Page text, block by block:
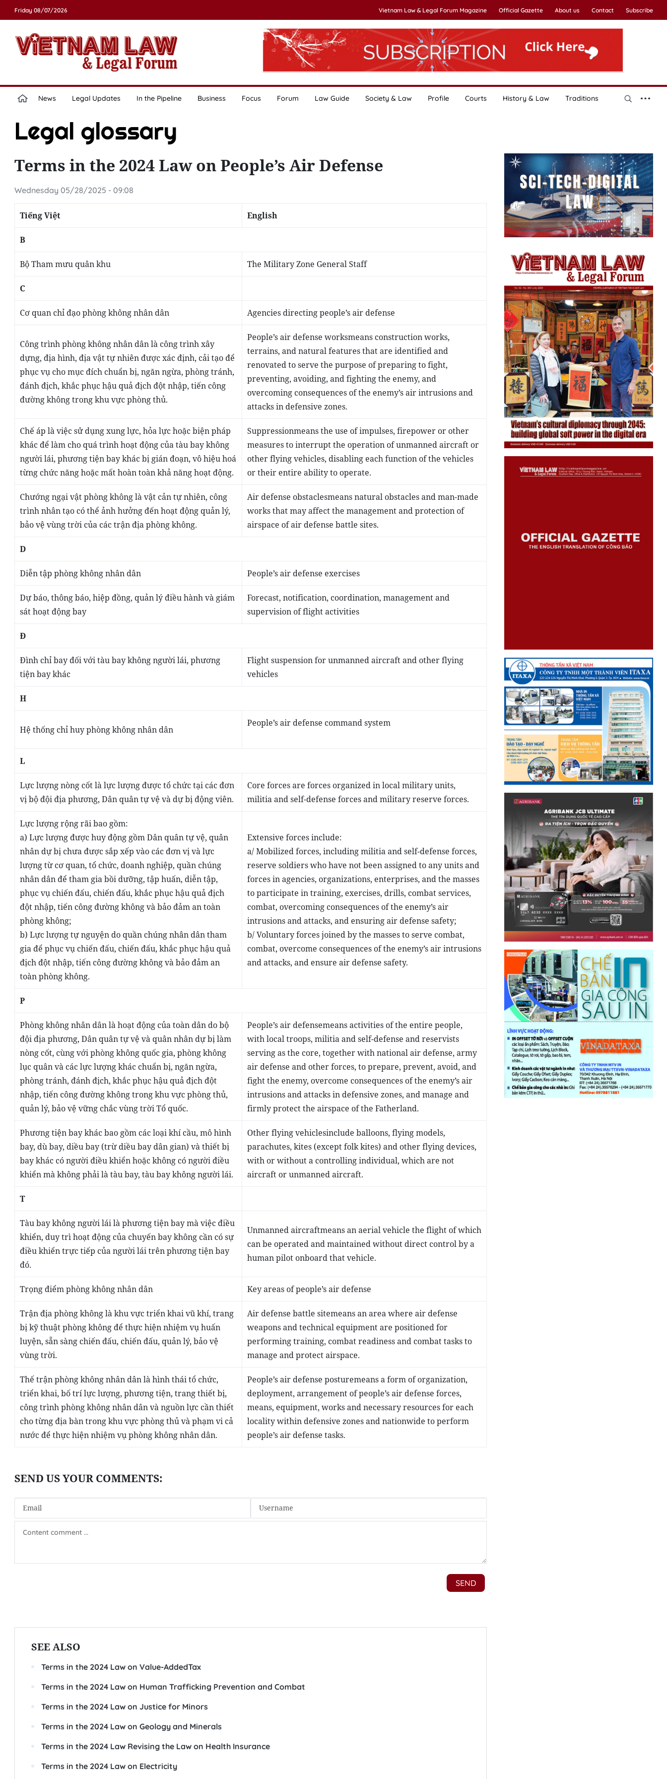
Friday 08/07/2026 Vietnam Law & Legal Forum Magazine Official Gazette About us Contact Subscribe
News Legal Updates In the Pipeline Business Focus Forum Law Guide Society & Law Profile Courts History & Law Traditions
Legal glossary
Terms in the 2024 Law on People’s Air Defense
Wednesday 05/28/2025 - 09:08
Tiếng Việt English
B
Bộ Tham mưu quân khu The Military Zone General Staff
C
Cơ quan chỉ đạo phòng không nhân dân Agencies directing people’s air defense
Công trình phòng không nhân dânlà công trình xây
dựng, địa hình, địa vật tự nhiên được xác định, cải tạo để
phục vụ cho mục đích chuẩn bị, ngăn ngừa, phòng tránh,
đánh địch, khắc phục hậu quả địch đột nhập, tiến công
đường không trong khu vực phòng thủ.
People’s air defense worksmeans construction works,
terrains, and natural features that are identified and
renovated to serve the purpose of preparing to fight,
preventing, avoiding, and fighting the enemy, and
overcoming consequences of the enemy’s air intrusions and
attacks in defensive zones.
Chế áp là việc sử dụng xung lực, hỏa lực hoặc biện pháp
khác để làm cho quá trình hoạt động của tàu bay không
người lái, phương tiện bay khác bị gián đoạn, vô hiệu hoá
từng chức năng hoặc mất hoàn toàn khả năng hoạt động.
Suppressionmeans the use of impulses, firepower or other
measures to interrupt the operation of unmanned aircraft or
other flying vehicles, disabling each function of the vehicles
or their entire ability to operate.
Chướng ngại vật phòng khônglà vật cản tự nhiên, công
trình nhân tạo có thể ảnh hưởng đến hoạt động quản lý,
bảo vệ vùng trời của các trận địa phòng không.
Air defense obstaclesmeans natural obstacles and man-made
works that may affect the management and protection of
airspace of air defense battle sites.
D
Diễn tập phòng không nhân dân People’s air defense exercises
Dự báo, thông báo, hiệp đồng, quản lý điều hành và giám
sát hoạt động bay
Forecast, notification, coordination, management and
supervision of flight activities
Đ
Đình chỉ bay đối với tàu bay không người lái, phương
tiện bay khác
Flight suspension for unmanned aircraft and other flying
vehicles
H
Hệ thống chỉ huy phòng không nhân dân
People’s air defense command system
L
Lực lượng nòng cốt là lực lượng được tổ chức tại các đơn
vị bộ đội địa phương, Dân quân tự vệ và dự bị động viên.
Core forces are forces organized in local military units,
militia and self-defense forces and military reserve forces.
Lực lượng rộng rãi bao gồm:
a) Lực lượng được huy động gồm Dân quân tự vệ, quân
nhân dự bị chưa được sắp xếp vào các đơn vị và lực
lượng từ cơ quan, tổ chức, doanh nghiệp, quần chúng
nhân dân để tham gia bồi dưỡng, tập huấn, diễn tập,
phục vụ chiến đấu, chiến đấu, khắc phục hậu quả địch
đột nhập, tiến công đường không và bảo đảm an toàn
phòng không;
b) Lực lượng tự nguyện do quần chúng nhân dân tham
gia để phục vụ chiến đấu, chiến đấu, khắc phục hậu quả
địch đột nhập, tiến công đường không và bảo đảm an
toàn phòng không.
Extensive forces include:
a/ Mobilized forces, including militia and self-defense forces,
reserve soldiers who have not been assigned to any units and
forces in agencies, organizations, enterprises, and the masses
to participate in training, exercises, drills, combat services,
combat, overcoming consequences of the enemy’s air
intrusions and attacks, and ensuring air defense safety;
b/ Voluntary forces joined by the masses to serve combat,
combat, overcome consequences of the enemy’s air intrusions
and attacks, and ensure air defense safety.
P
Phòng không nhân dân làhoạt động của toàn dân do bộ
đội địa phương, Dân quân tự vệ và quân nhân dự bị làm
nòng cốt, cùng với phòng không quốc gia, phòng không
lục quân và các lực lượng khác chuẩn bị, ngăn ngừa,
phòng tránh, đánh địch, khắc phục hậu quả địch đột
nhập, tiến công đường không trong khu vực phòng thủ,
quản lý, bảo vệ vững chắc vùng trời Tổ quốc.
People’s air defensemeans activities of the entire people,
with local troops, militia and self-defense and reservists
serving as the core, together with national air defense, army
air defense and other forces, to prepare, prevent, avoid, and
fight the enemy, overcome consequences of the enemy’s air
intrusions and attacks in defensive zones, and manage and
firmly protect the airspace of the Fatherland.
Phương tiện bay khácbao gồm các loại khí cầu, mô hình
bay, dù bay, diều bay (trừ diều bay dân gian) và thiết bị
bay khác có người điều khiển hoặc không có người điều
khiển mà không phải là tàu bay, tàu bay không người lái.
Other flying vehiclesinclude balloons, flying models,
parachutes, kites (except folk kites) and other flying devices,
with or without a controlling individual, which are not
aircraft or unmanned aircraft.
T
Tàu bay không người láilà phương tiện bay mà việc điều
khiển, duy trì hoạt động của chuyến bay không cần có sự
điều khiển trực tiếp của người lái trên phương tiện bay
đó.
Unmanned aircraftmeans an aerial vehicle the flight of which
can be operated and maintained without direct control by a
human pilot onboard that vehicle.
Trọng điểm phòng không nhân dân Key areas of people’s air defense
Trận địa phòng khônglà khu vực triển khai vũ khí, trang
bị kỹ thuật phòng không để thực hiện nhiệm vụ huấn
luyện, sẵn sàng chiến đấu, chiến đấu, quản lý, bảo vệ
vùng trời.
Air defense battle sitemeans an area where air defense
weapons and technical equipment are positioned for
performing training, combat readiness and combat tasks to
manage and protect airspace.
Thế trận phòng không nhân dân là hình thái tổ chức,
triển khai, bố trí lực lượng, phương tiện, trang thiết bị,
công trình phòngkhông nhân dânvà nguồn lực cần thiết
cho từng địa bàn trong khu vực phòng thủ và phạm vi cả
nước để thực hiện nhiệm vụ phòng không nhân dân.
People’s air defense posturemeans a form of organization,
deployment, arrangement of people’s air defense forces,
means, equipment, works and necessary resources for each
locality within defensive zones and nationwide to perform
people’s air defense tasks.
SEE ALSO
Terms in the 2024 Law on Value-AddedTax
Terms in the 2024 Law on Human Trafficking Prevention and Combat
Terms in the 2024 Law on Justice for Minors
Terms in the 2024 Law on Geology and Minerals
Terms in the 2024 Law Revising the Law on Health Insurance
Terms in the 2024 Law on Electricity